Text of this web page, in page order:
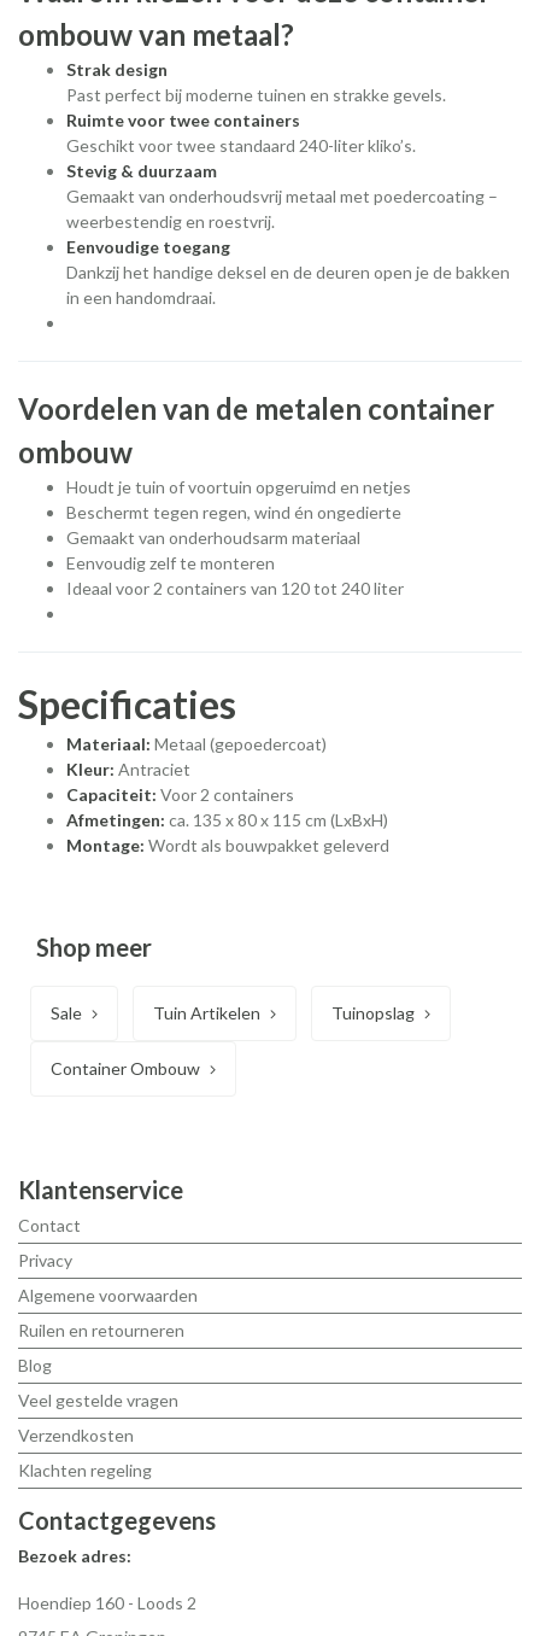
ombouw van metaal?
Strak design
Past perfect bij moderne tuinen en strakke gevels.
Ruimte voor twee containers
Geschikt voor twee standaard 240-liter kliko’s.
Stevig & duurzaam
Gemaakt van onderhoudsvrij metaal met poedercoating –
weerbestendig en roestvrij.
Eenvoudige toegang
Dankzij het handige deksel en de deuren open je de bakken
in een handomdraai.
Voordelen van de metalen container
ombouw
Houdt je tuin of voortuin opgeruimd en netjes
Beschermt tegen regen, wind én ongedierte
Gemaakt van onderhoudsarm materiaal
Eenvoudig zelf te monteren
Ideaal voor 2 containers van 120 tot 240 liter
Specificaties
Materiaal: Metaal (gepoedercoat)
Kleur: Antraciet
Capaciteit: Voor 2 containers
Afmetingen: ca. 135 x 80 x 115 cm (LxBxH)
Montage: Wordt als bouwpakket geleverd
Shop meer
Sale Tuin Artikelen Tuinopslag
Container Ombouw
Klantenservice
Contact
Privacy
Algemene voorwaarden
Ruilen en retourneren
Blog
Veel gestelde vragen
Verzendkosten
Klachten regeling
Contactgegevens
Bezoek adres:
Hoendiep 160 - Loods 2